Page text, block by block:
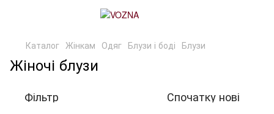
Каталог Жінкам Одяг Блузи і боді Блузи
Жіночі блузи
Фільтр Спочатку нові